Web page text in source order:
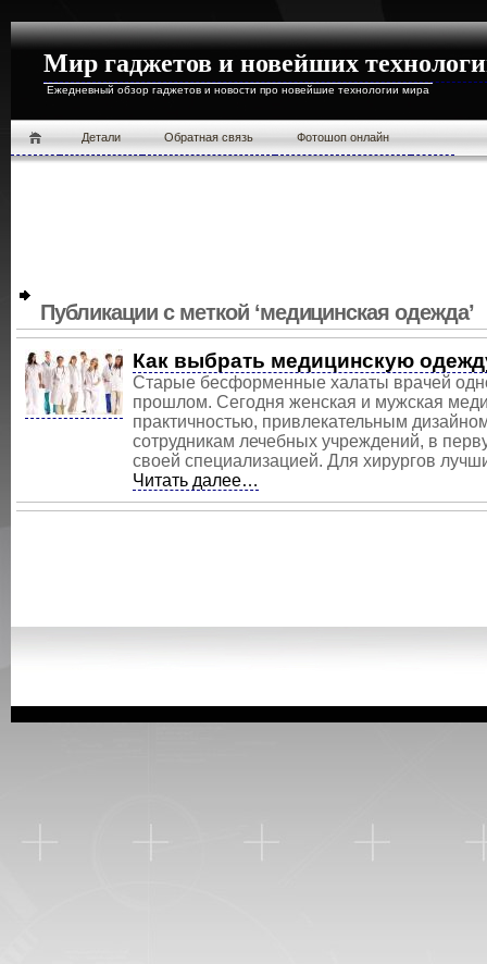
Мир гаджетов и новейших
Ежедневный обзор гаджетов и новости про новейшие технологии мира
Детали Обратная связь Фотошоп онлайн
Публикации с меткой ‘медицинская одежда’
Как выбрать медицинскую
Старые бесформенные халаты врачей
прошлом. Сегодня женская и мужская
практичностью, привлекательным
сотрудникам лечебных учреждений, в
своей специализацией. Для хирургов
Читать далее…